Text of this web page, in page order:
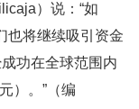
）说：“如
也将继续吸引资金
功在全球范围内
）。”（编